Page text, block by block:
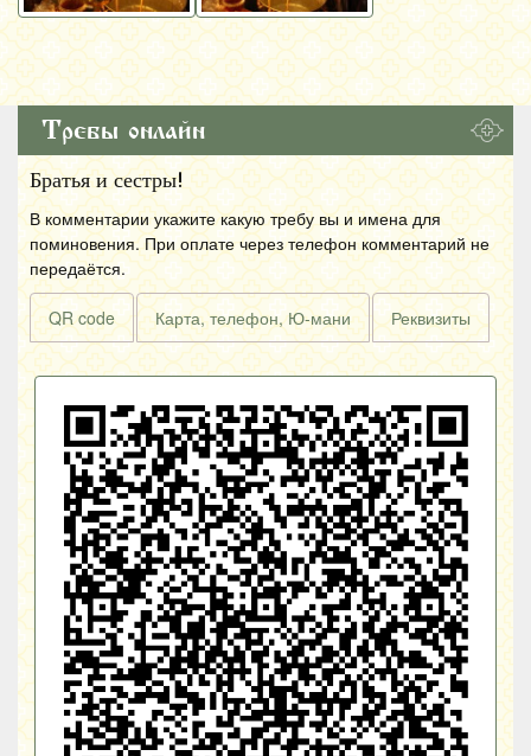
Требы онлайн
Братья и сестры!
В комментарии укажите какую требу вы и имена для
поминовения. При оплате через телефон комментарий не
передаётся.
QR code Карта, телефон, Ю-мани Реквизиты